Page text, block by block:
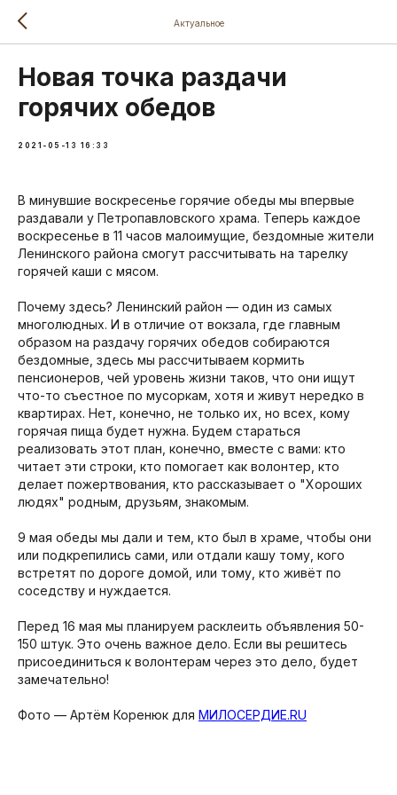
Актуальное
Новая точка раздачи
горячих обедов
2021-05-13 16:33
В минувшие воскресенье горячие обеды мы впервые
раздавали у Петропавловского храма. Теперь каждое
воскресенье в 11 часов малоимущие, бездомные жители
Ленинского района смогут рассчитывать на тарелку
горячей каши с мясом.⠀
Почему здесь? Ленинский район — один из самых
многолюдных. И в отличие от вокзала, где главным
образом на раздачу горячих обедов собираются
бездомные, здесь мы рассчитываем кормить
пенсионеров, чей уровень жизни таков, что они ищут
что-то съестное по мусоркам, хотя и живут нередко в
квартирах. Нет, конечно, не только их, но всех, кому
горячая пища будет нужна. Будем стараться
реализовать этот план, конечно, вместе с вами: кто
читает эти строки, кто помогает как волонтер, кто
делает пожертвования, кто рассказывает о "Хороших
людях" родным, друзьям, знакомым. ⠀
9 мая обеды мы дали и тем, кто был в храме, чтобы они
или подкрепились сами, или отдали кашу тому, кого
встретят по дороге домой, или тому, кто живёт по
соседству и нуждается.⠀
Перед 16 мая мы планируем расклеить объявления 50-
150 штук. Это очень важное дело. Если вы решитесь
присоединиться к волонтерам через это дело, будет
замечательно!⠀
Фото — Артём Коренюк для МИЛОСЕРДИЕ.RU